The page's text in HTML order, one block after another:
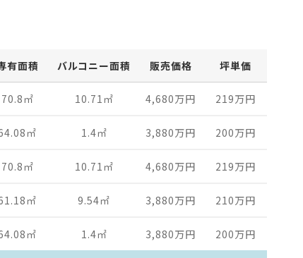
有面積 バルコニー面積 販売価格 坪単価
70.8 ㎡ 10.71 ㎡ 4,680万円 219万円
㎡ 1.4㎡ 3,880万円 200万円
70.8 ㎡ 10.71 ㎡ 4,680万円 219万円
㎡ 9.54㎡ 3,880万円 210万円
㎡ 1.4㎡ 3,880万円 200万円